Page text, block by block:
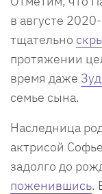
в августе
тщательно
протяжении
время даже
семье сына.
Наследница
актрисой
задолго до
поженившись.